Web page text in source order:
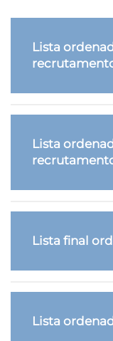
Lista
Lista
Lista final
Lista